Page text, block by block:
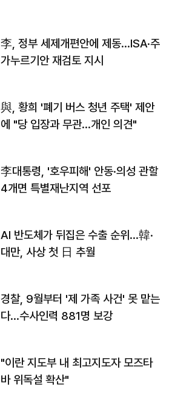
李, 정부 세제개편안에 제동…ISA·주
가누르기안 재검토 지시
與, 황희 '폐기 버스 청년 주택' 제안
에 "당 입장과 무관…개인 의견"
李대통령, '호우피해' 안동·의성 관할
4개면 특별재난지역 선포
AI 반도체가 뒤집은 수출 순위…韓·
대만, 사상 첫 日 추월
경찰, 9월부터 '제 가족 사건' 못 맡는
다…수사인력 881명 보강
"이란 지도부 내 최고지도자 모즈타
바 위독설 확산"